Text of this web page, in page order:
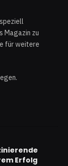
Magazin zu
für weitere
Erfolg